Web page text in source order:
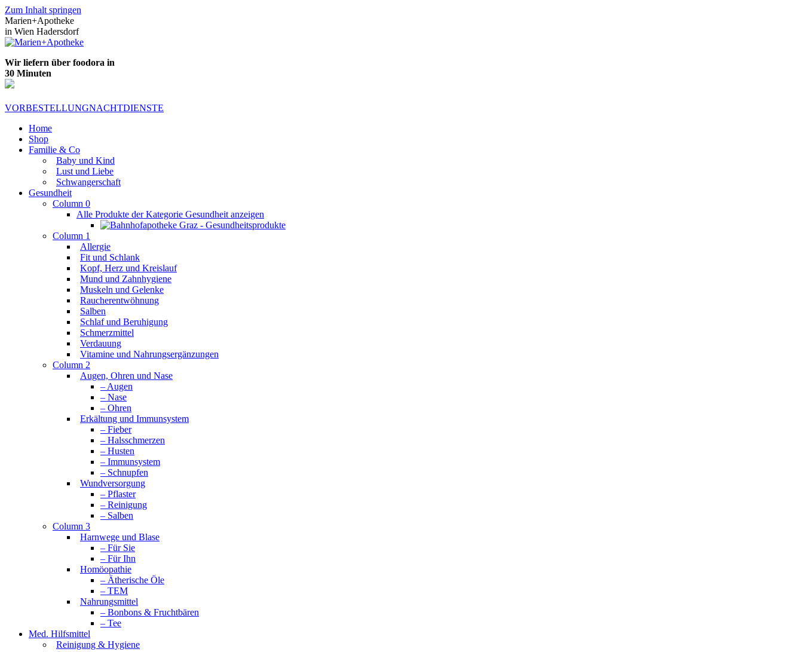
Zum Inhalt springen
Marien+Apotheke
in Wien Hadersdorf
Wir liefern über foodora in
30 Minuten
VORBESTELLUNGNACHTDIENSTE
Home
Shop
Familie & Co
Baby und Kind
Lust und Liebe
Schwangerschaft
Gesundheit
Column 0
Alle Produkte der Kategorie Gesundheit anzeigen
Column 1
Allergie
Fit und Schlank
Kopf, Herz und Kreislauf
Mund und Zahnhygiene
Muskeln und Gelenke
Raucherentwöhnung
Salben
Schlaf und Beruhigung
Schmerzmittel
Verdauung
Vitamine und Nahrungsergänzungen
Column 2
Augen, Ohren und Nase
– Augen
– Nase
– Ohren
Erkältung und Immunsystem
– Fieber
– Halsschmerzen
– Husten
– Immunsystem
– Schnupfen
Wundversorgung
– Pflaster
– Reinigung
– Salben
Column 3
Harnwege und Blase
– Für Sie
– Für Ihn
Homöopathie
– Ätherische Öle
– TEM
Nahrungsmittel
– Bonbons & Fruchtbären
– Tee
Med. Hilfsmittel
Reinigung & Hygiene